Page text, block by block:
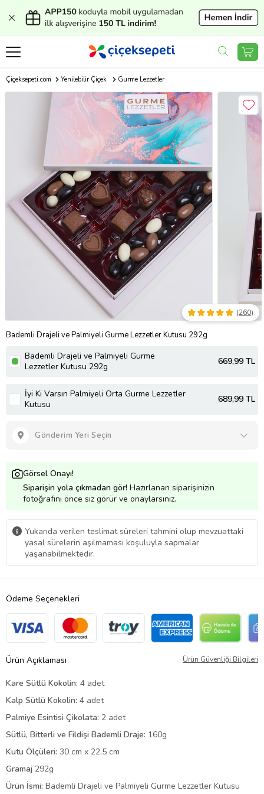
Çiçeksepeti.com Yenilebilir Çiçek Gurme Lezzetler
Bademli Drajeli ve Palmiyeli Gurme Lezzetler Kutusu 292g
(260)
Bademli Drajeli ve Palmiyeli Gurme
Lezzetler Kutusu 292g
669,99 TL
İyi Ki Varsın Palmiyeli Orta Gurme Lezzetler
Kutusu
689,99 TL
Gönderim Yeri Seçin
Görsel Onayı!
Siparişin yola çıkmadan gör! Hazırlanan siparişinizin
fotoğrafını önce siz görür ve onaylarsınız.
Yukarıda verilen teslimat süreleri tahmini olup mevzuattaki
yasal sürelerin aşılmaması koşuluyla sapmalar
yaşanabilmektedir.
Ödeme Seçenekleri
Ürün Açıklaması Ürün Güvenliği Bilgileri
Kare Sütlü Kokolin: 4 adet
Kalp Sütlü Kokolin: 4 adet
Palmiye Esintisi Çikolata: 2 adet
Sütlü, Bitterli ve Fildişi Bademli Draje: 160g
Kutu Ölçüleri: 30 cm x 22,5 cm
Gramaj 292g
Ürün İsmi: Bademli Drajeli ve Palmiyeli Gurme Lezzetler Kutusu